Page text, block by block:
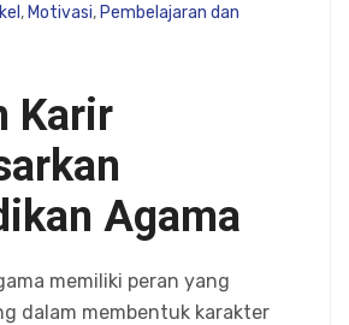
, Motivasi, Pembelajaran dan
Karir
Agama
memiliki peran yang
dalam membentuk karakter